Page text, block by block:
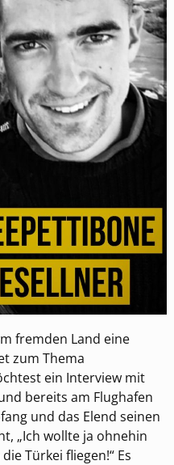
fremden Land eine
zum Thema
ein Interview mit
bereits am Flughafen
und das Elend seinen
„Ich wollte ja ohnehin
Türkei fliegen!“ Es